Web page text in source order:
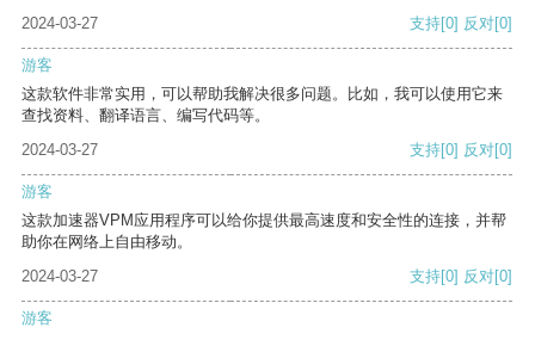
2024-03-27
支持[0] 反对[0]
游客
这款软件非常实用，可以帮助我解决很多问题。比如，我可以使用它来
查找资料、翻译语言、编写代码等。
2024-03-27
支持[0] 反对[0]
游客
这款加速器VPM应用程序可以给你提供最高速度和安全性的连接，并帮
助你在网络上自由移动。
2024-03-27
支持[0] 反对[0]
游客